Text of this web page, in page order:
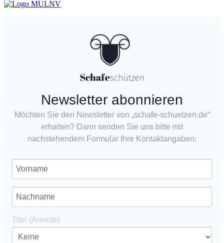
Newsletter abonnieren
Möchten Sie den Newsletter von „schafe-schuetzen.de“
erhalten? Dann senden Sie uns bitte mit
nachstehendem Formular Ihre Kontaktangaben:
Titel (Anrede)